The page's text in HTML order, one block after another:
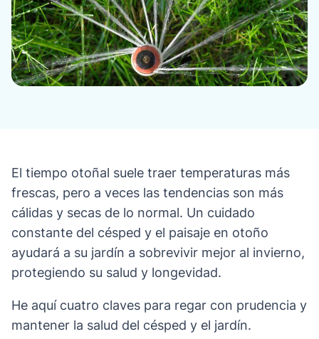
El tiempo otoñal suele traer temperaturas más
frescas, pero a veces las tendencias son más
cálidas y secas de lo normal. Un cuidado
constante del césped y el paisaje en otoño
ayudará a su jardín a sobrevivir mejor al invierno,
protegiendo su salud y longevidad.
He aquí cuatro claves para regar con prudencia y
mantener la salud del césped y el jardín.